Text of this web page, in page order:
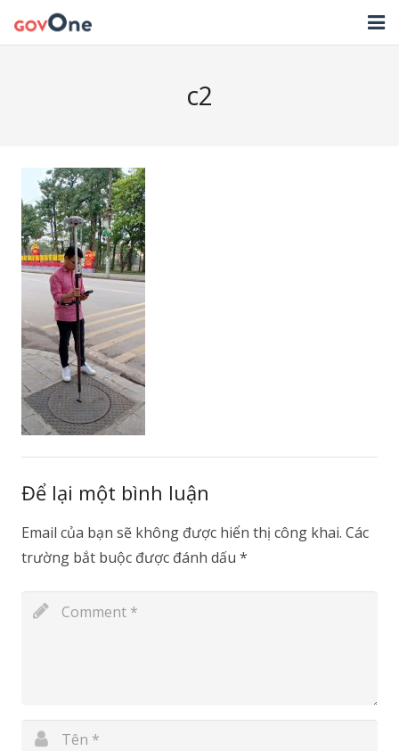
HỖ TRỢ
TẢI ỨNG DỤNG
LIÊN HỆ
NHẬT KÝ CẬP NHẬT PHẦN MỀM
c2
Để lại một bình luận
Email của bạn sẽ không được hiển thị công khai. Các
trường bắt buộc được đánh dấu *